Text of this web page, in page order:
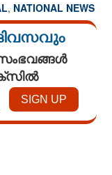
, NATIONAL NEWS